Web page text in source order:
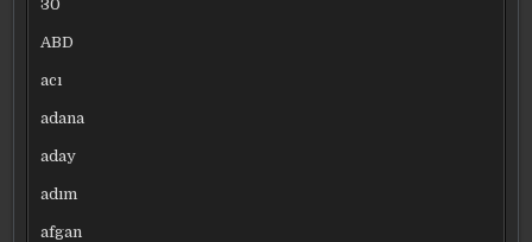
30
ABD
acı
adana
aday
adım
afgan